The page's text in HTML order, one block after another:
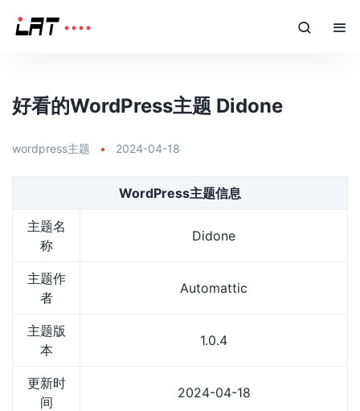
好看的WordPress主题 Didone
wordpress主题 • 2024-04-18
WordPress主题信息
主题名
称
Didone
主题作
者
Automattic
主题版
本
1.0.4
更新时
间
2024-04-18